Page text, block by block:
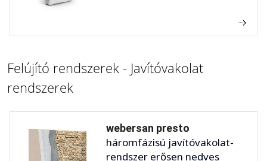
Felújító rendszerek - Javítóvakolat
rendszerek
webersan presto
háromfázisú javítóvakolat-
rendszer erősen nedves